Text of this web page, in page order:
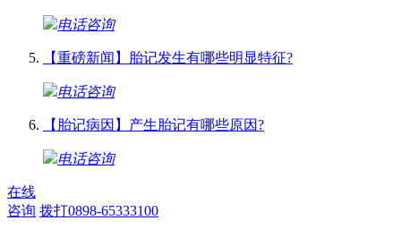
电话咨询
【重磅新闻】胎记发生有哪些明显特征?
电话咨询
【胎记病因】产生胎记有哪些原因?
电话咨询
在线
咨询 拨打0898-65333100